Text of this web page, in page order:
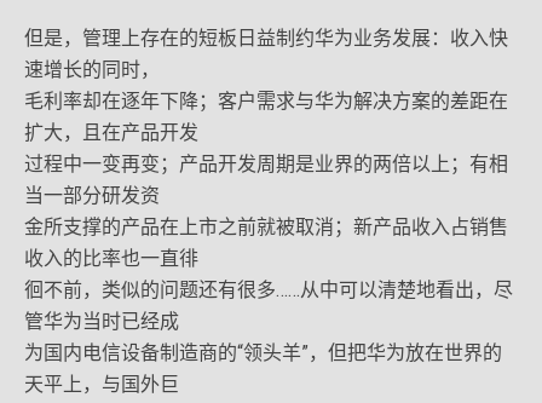
但是，管理上存在的短板日益制约华为业务发展：收入快
速增长的同时，
毛利率却在逐年下降；客户需求与华为解决方案的差距在
扩大，且在产品开发
过程中一变再变；产品开发周期是业界的两倍以上；有相
当一部分研发资
金所支撑的产品在上市之前就被取消；新产品收入占销售
收入的比率也一直徘
徊不前，类似的问题还有很多……从中可以清楚地看出，尽
管华为当时已经成
为国内电信设备制造商的“领头羊”，但把华为放在世界的
天平上，与国外巨